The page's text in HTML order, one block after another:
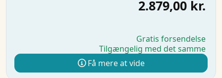
2.879,00 kr.
Gratis forsendelse
Tilgængelig med det samme
Få mere at vide